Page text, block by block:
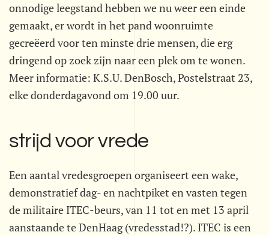
onnodige leegstand hebben we nu weer een einde
gemaakt, er wordt in het pand woonruimte
gecreëerd voor ten minste drie mensen, die erg
dringend op zoek zijn naar een plek om te wonen.
Meer informatie: K.S.U. DenBosch, Postelstraat 23,
elke donderdagavond om 19.00 uur.
strijd voor vrede
Een aantal vredesgroepen organiseert een wake,
demonstratief dag- en nachtpiket en vasten tegen
de militaire ITEC-beurs, van 11 tot en met 13 april
aanstaande te DenHaag (vredesstad!?). ITEC is een